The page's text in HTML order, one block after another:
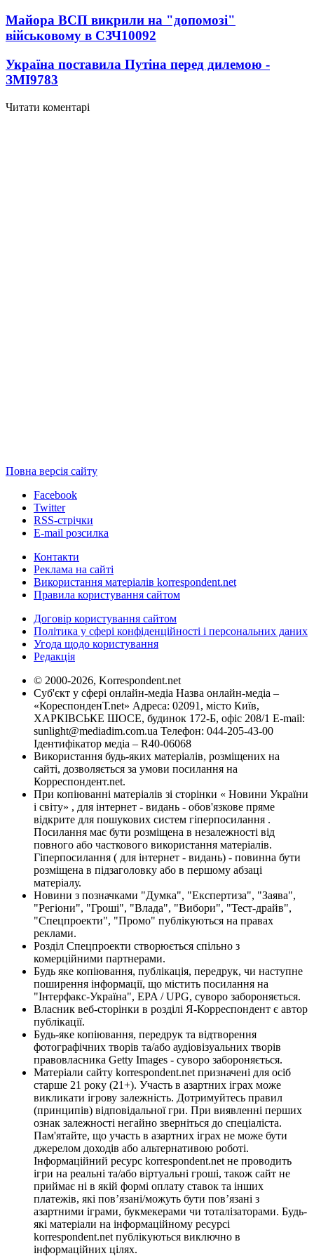
Майора ВСП викрили на "допомозі"
військовому в СЗЧ10092
Україна поставила Путіна перед дилемою -
ЗМІ9783
Читати коментарі
Повна версія сайту
Facebook
Twitter
RSS-стрічки
E-mail розсилка
Контакти
Реклама на сайті
Використання матеріалів korrespondent.net
Правила користування сайтом
Договір користування сайтом
Політика у сфері конфіденційності і персональних даних
Угода щодо користування
Редакція
© 2000-2026, Korrespondent.net
Суб'єкт у сфері онлайн-медіа Назва онлайн-медіа –
«КореспонденТ.net» Адреса: 02091, місто Київ,
ХАРКІВСЬКЕ ШОСЕ, будинок 172-Б, офіс 208/1 E-mail:
sunlight@mediadim.com.ua Телефон: 044-205-43-00
Ідентифікатор медіа – R40-06068
Використання будь-яких матеріалів, розміщених на
сайті, дозволяється за умови посилання на
Корреспондент.net.
При копіюванні матеріалів зі сторінки « Новини України
і світу» , для інтернет - видань - обов'язкове пряме
відкрите для пошукових систем гіперпосилання .
Посилання має бути розміщена в незалежності від
повного або часткового використання матеріалів.
Гіперпосилання ( для інтернет - видань) - повинна бути
розміщена в підзаголовку або в першому абзаці
матеріалу.
Новини з позначками "Думка", "Експертиза", "Заява",
"Регіони", "Гроші", "Влада", "Вибори", "Тест-драйв",
"Спецпроекти", "Промо" публікуються на правах
реклами.
Розділ Спецпроекти створюється спільно з
комерційними партнерами.
Будь яке копіювання, публікація, передрук, чи наступне
поширення інформації, що містить посилання на
"Інтерфакс-Україна", EPA / UPG, суворо забороняється.
Власник веб-сторінки в розділі Я-Корреспондент є автор
публікації.
Будь-яке копіювання, передрук та відтворення
фотографічних творів та/або аудіовізуальних творів
правовласника Getty Images - суворо забороняється.
Матеріали сайту korrespondent.net призначені для осіб
старше 21 року (21+). Участь в азартних іграх може
викликати ігрову залежність. Дотримуйтесь правил
(принципів) відповідальної гри. При виявленні перших
ознак залежності негайно зверніться до спеціаліста.
Пам'ятайте, що участь в азартних іграх не може бути
джерелом доходів або альтернативою роботі.
Інформаційний ресурс korrespondent.net не проводить
ігри на реальні та/або віртуальні гроші, також сайт не
приймає ні в якій формі оплату ставок та інших
платежів, які пов’язані/можуть бути пов’язані з
азартними іграми, букмекерами чи тоталізаторами. Будь-
які матеріали на інформаційному ресурсі
korrespondent.net публікуються виключно в
інформаційних цілях.